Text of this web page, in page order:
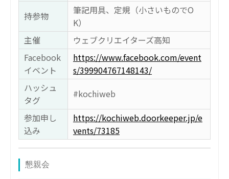
持参物
筆記用具、定規（小さいものでO
K）
主催
ウェブクリエイターズ高知
Facebook
イベント
https://www.facebook.com/event
s/399904767148143/
ハッシュ
タグ
#kochiweb
参加申し
込み
https://kochiweb.doorkeeper.jp/e
vents/73185
懇親会